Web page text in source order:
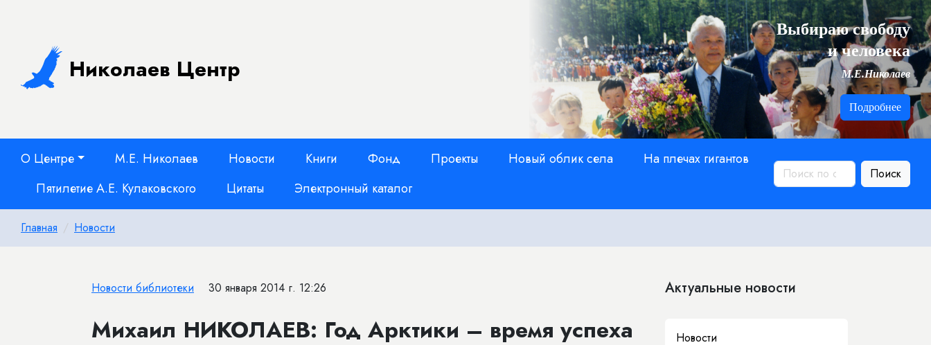
Николаев Центр
Выбираю свободу
и человека
М.Е.Николаев
Подробнее
О Центре М.Е. Николаев Новости Книги Фонд Проекты Новый облик села
На плечах гигантов
Пятилетие А.Е. Кулаковского
Цитаты Электронный каталог
Поиск
Главная Новости
Новости библиотеки 30 января 2014 г. 12:26
Михаил НИКОЛАЕВ: Год Арктики – время успеха
Актуальные новости
Новости